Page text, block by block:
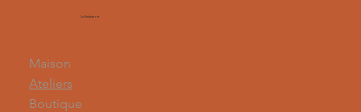
La Balaiterie
Maison
Ateliers
Boutique